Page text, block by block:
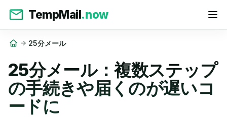
TempMail.now
25分メール
25分メール：複数ステップ
の手続きや届くのが遅いコ
ードに